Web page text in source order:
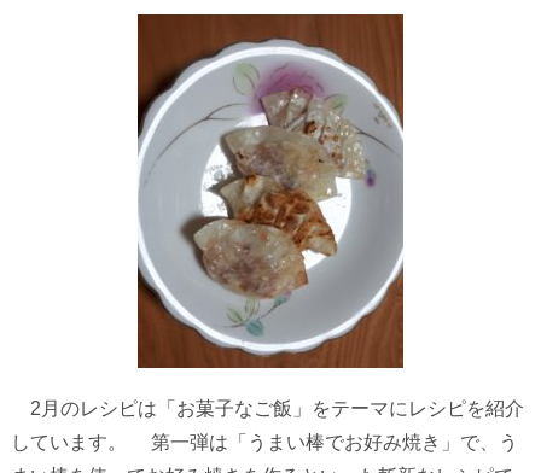
2月のレシピは「お菓子なご飯」をテーマにレシピを紹介
しています。 第一弾は「うまい棒でお好み焼き」で、う